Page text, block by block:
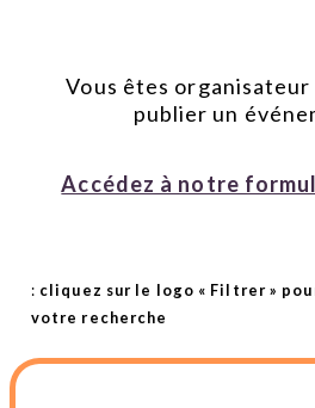
Vous êtes
publier un
Accédez à notre
: cliquez sur le logo « Filtrer »
votre recherche